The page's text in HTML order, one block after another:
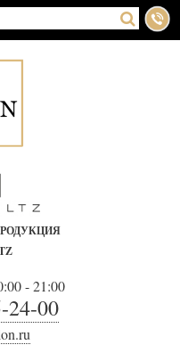
- 21:00
24-00